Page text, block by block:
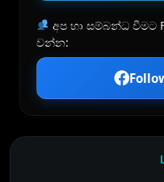
අප හා සම්බන්ධ වීමට
වන්න: